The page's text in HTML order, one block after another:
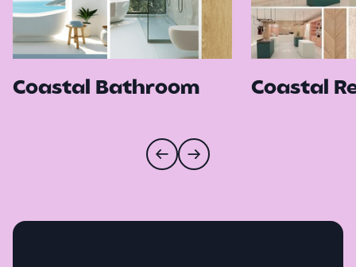
Coastal Bathroom Coastal